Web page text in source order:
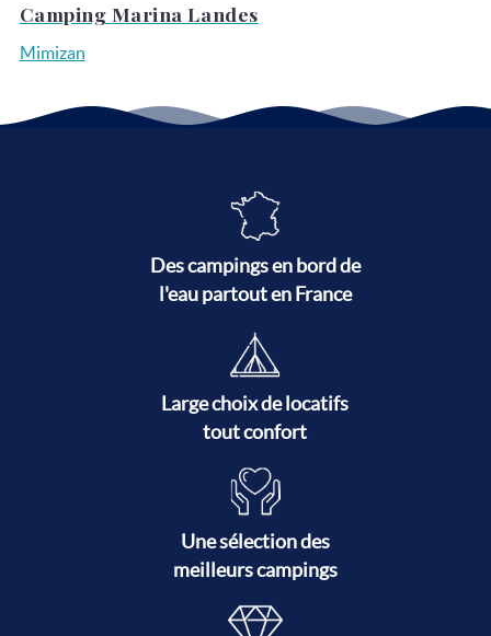
Camping Marina Landes
Mimizan
Des campings en bord de
l'eau partout en France
Large choix de locatifs
tout confort
Une sélection des
meilleurs campings